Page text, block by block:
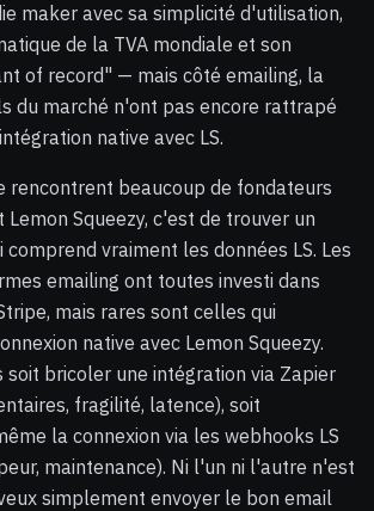
maker avec sa simplicité d'utilisation,
de la TVA mondiale et son
of record" — mais côté emailing, la
du marché n'ont pas encore rattrapé
native avec LS.
rencontrent beaucoup de fondateurs
Lemon Squeezy, c'est de trouver un
vraiment les données LS. Les
emailing ont toutes investi dans
mais rares sont celles qui
native avec Lemon Squeezy.
soit bricoler une intégration via Zapier
fragilité, latence), soit
la connexion via les webhooks LS
maintenance). Ni l'un ni l'autre n'est
simplement envoyer le bon email